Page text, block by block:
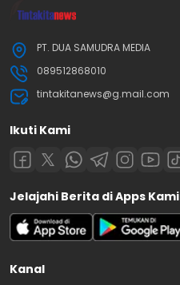
PT. DUA SAMUDRA MEDIA
089512868010
tintakitanews@g.mail.com
Ikuti Kami
Jelajahi Berita di Apps Kami
Kanal